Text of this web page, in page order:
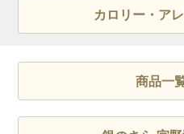
カロリー・ア
商品一